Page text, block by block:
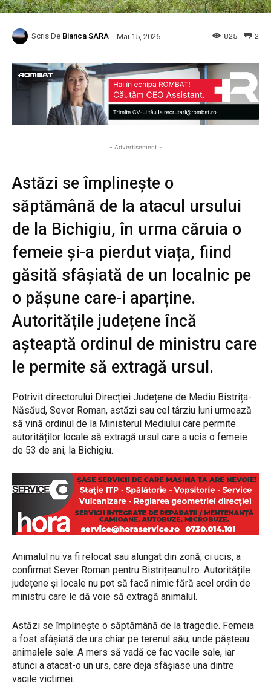
Scris De Bianca SARA Mai 15, 2026 2
825
- Advertisement -
Astăzi se împlinește o
săptămână de la atacul ursului
de la Bichigiu, în urma căruia o
femeie și-a pierdut viața, fiind
găsită sfâșiată de un localnic pe
o pășune care-i aparține.
Autoritățile județene încă
așteaptă ordinul de ministru care
le permite să extragă ursul.
Potrivit directorului Direcției Județene de Mediu Bistrița-
Năsăud, Sever Roman, astăzi sau cel târziu luni urmează
să vină ordinul de la Ministerul Mediului care permite
autorităților locale să extragă ursul care a ucis o femeie
de 53 de ani, la Bichigiu.
Animalul nu va fi relocat sau alungat din zonă, ci ucis, a
confirmat Sever Roman pentru Bistrițeanul.ro. Autoritățile
județene și locale nu pot să facă nimic fără acel ordin de
ministru care le dă voie să extragă animalul.
Astăzi se împlinește o săptămână de la tragedie. Femeia
a fost sfâșiată de urs chiar pe terenul său, unde pășteau
animalele sale. A mers să vadă ce fac vacile sale, iar
atunci a atacat-o un urs, care deja sfâșiase una dintre
vacile victimei.